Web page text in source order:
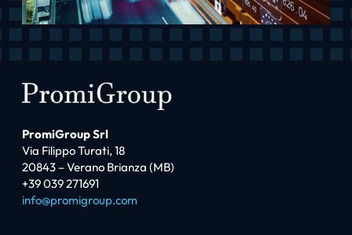
PromiGroup Srl
Via Filippo Turati, 18
20843 – Verano Brianza (MB)
+39 039 271691
info@promigroup.com